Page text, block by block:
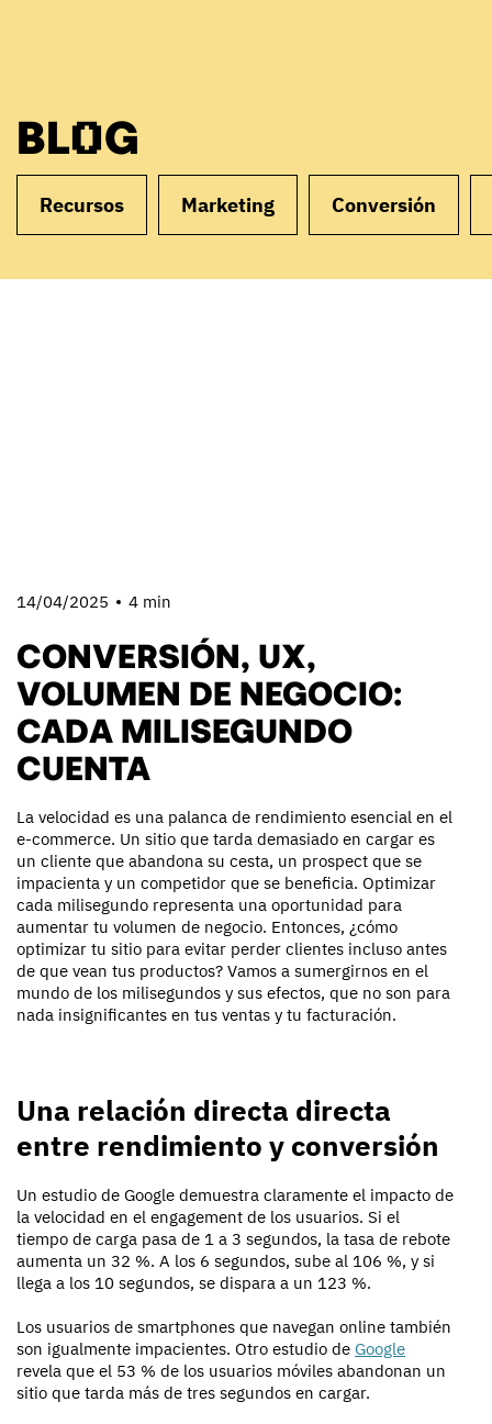
BLOG
Recursos Marketing Conversión
14/04/2025 4 min
CONVERSIÓN, UX,
VOLUMEN DE NEGOCIO:
CADA MILISEGUNDO
CUENTA
La velocidad es una palanca de rendimiento esencial en el
e-commerce. Un sitio que tarda demasiado en cargar es
un cliente que abandona su cesta, un prospect que se
impacienta y un competidor que se beneficia. Optimizar
cada milisegundo representa una oportunidad para
aumentar tu volumen de negocio. Entonces, ¿cómo
optimizar tu sitio para evitar perder clientes incluso antes
de que vean tus productos? Vamos a sumergirnos en el
mundo de los milisegundos y sus efectos, que no son para
nada insignificantes en tus ventas y tu facturación.
Una relación directa directa
entre rendimiento y conversión
Un estudio de Google demuestra claramente el impacto de
la velocidad en el engagement de los usuarios. Si el
tiempo de carga pasa de 1 a 3 segundos, la tasa de rebote
aumenta un 32 %. A los 6 segundos, sube al 106 %, y si
llega a los 10 segundos, se dispara a un 123 %.
Los usuarios de smartphones que navegan online también
son igualmente impacientes. Otro estudio de Google
revela que el 53 % de los usuarios móviles abandonan un
sitio que tarda más de tres segundos en cargar.